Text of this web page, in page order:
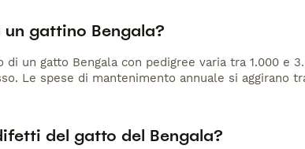
gattino Bengala?
di un gatto Bengala con pedigree varia tra 1.000 e
Le spese di mantenimento annuale si aggirano
del gatto del Bengala?